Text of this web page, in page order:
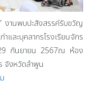
งานพบปะสังสรรค์รับขวัญ
และบุคลากรโรงเรียนจักร
กันยายน 2567ณ ห้อง
จังหวัดลำพูน